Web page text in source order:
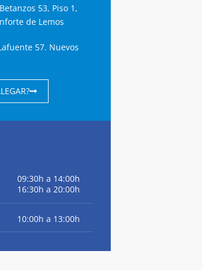
53, Piso 1,
de Lemos
57. Nuevos
09:30h a 14:00h
16:30h a 20:00h
10:00h a 13:00h